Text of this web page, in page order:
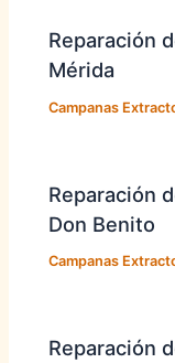
Reparación
Mérida
Campanas
Reparación
Don Benito
Campanas
Reparación